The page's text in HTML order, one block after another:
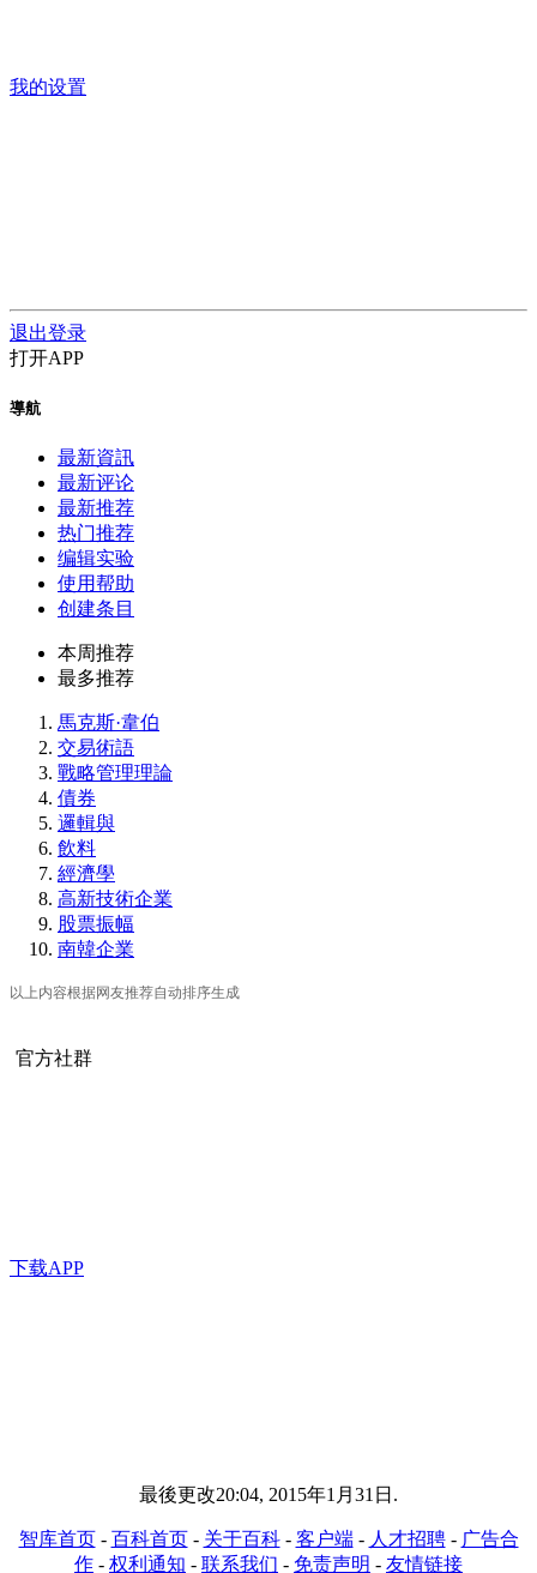
我的设置
退出登录
打开APP
導航
最新資訊
最新评论
最新推荐
热门推荐
编辑实验
使用帮助
创建条目
本周推荐
最多推荐
馬克斯·韋伯
交易術語
戰略管理理論
債券
邏輯與
飲料
經濟學
高新技術企業
股票振幅
南韓企業
以上内容根据网友推荐自动排序生成
官方社群
下载APP
最後更改20:04, 2015年1月31日.
智库首页- 百科首页- 关于百科- 客户端- 人才招聘- 广告合
作 - 权利通知 - 联系我们 - 免责声明 - 友情链接